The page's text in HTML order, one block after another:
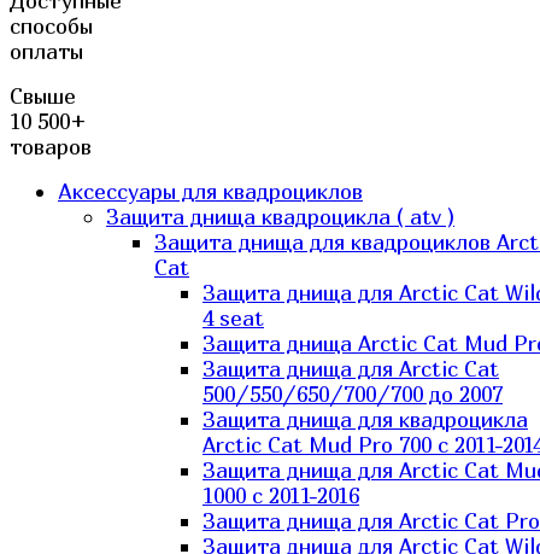
способы
оплаты
Свыше
10 500+
товаров
Аксессуары для квадроциклов
Защита днища квадроцикла ( atv )
Защита днища для квадроциклов
Cat
Защита днища для Arctic Cat
4 seat
Защита днища Arctic Cat Mud
Защита днища для Arctic Cat
500/550/650/700/700 до 2007
Защита днища для квадроцикла
Arctic Cat Mud Pro 700 с 2011-
Защита днища для Arctic Cat
1000 c 2011-2016
Защита днища для Arctic Cat
Защита днища для Arctic Cat